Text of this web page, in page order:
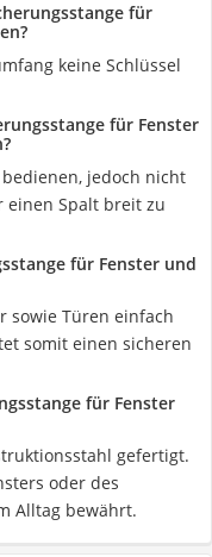
für
keine Schlüssel
für Fenster
jedoch nicht
einen Spalt breit zu
für Fenster und
sowie Türen einfach
somit einen sicheren
für Fenster
gefertigt.
oder des
Alltag bewährt.